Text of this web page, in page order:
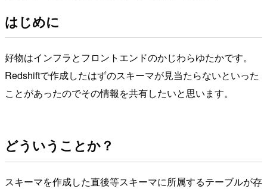
はじめに
好物はインフラとフロントエンドのかじわらゆたかです。
Redshiftで作成したはずのスキーマが見当たらないといった
ことがあったのでその情報を共有したいと思います。
どういうことか？
スキーマを作成した直後等スキーマに所属するテーブルが存